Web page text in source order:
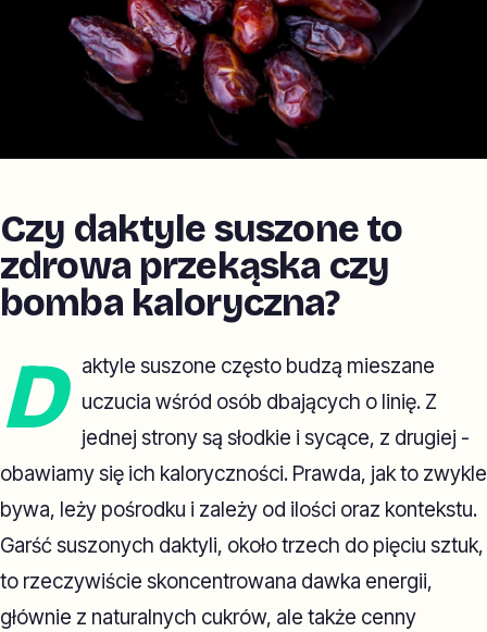
Czy daktyle suszone to
zdrowa przekąska czy
bomba kaloryczna?
D
aktyle suszone często budzą mieszane
uczucia wśród osób dbających o linię. Z
jednej strony są słodkie i sycące, z drugiej -
obawiamy się ich kaloryczności. Prawda, jak to zwykle
bywa, leży pośrodku i zależy od ilości oraz kontekstu.
Garść suszonych daktyli, około trzech do pięciu sztuk,
to rzeczywiście skoncentrowana dawka energii,
głównie z naturalnych cukrów, ale także cenny